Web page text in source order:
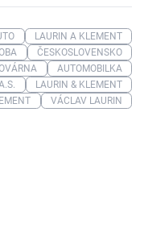
LAURIN A KLEMENT
ČESKOSLOVENSKO
AUTOMOBILKA
LAURIN & KLEMENT
VÁCLAV LAURIN